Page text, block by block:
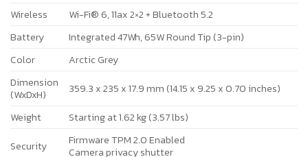
Wireless
Wi-Fi® 6, 11ax 2×2 + Bluetooth 5.2
Battery
Integrated 47Wh, 65W Round Tip (3-pin)
Color
Arctic Grey
Dimension
(WxDxH)
359.3 x 235 x 17.9 mm (14.15 x 9.25 x 0.70 inches)
Weight
Starting at 1.62 kg (3.57 lbs)
Security
Firmware TPM 2.0 Enabled
Camera privacy shutter